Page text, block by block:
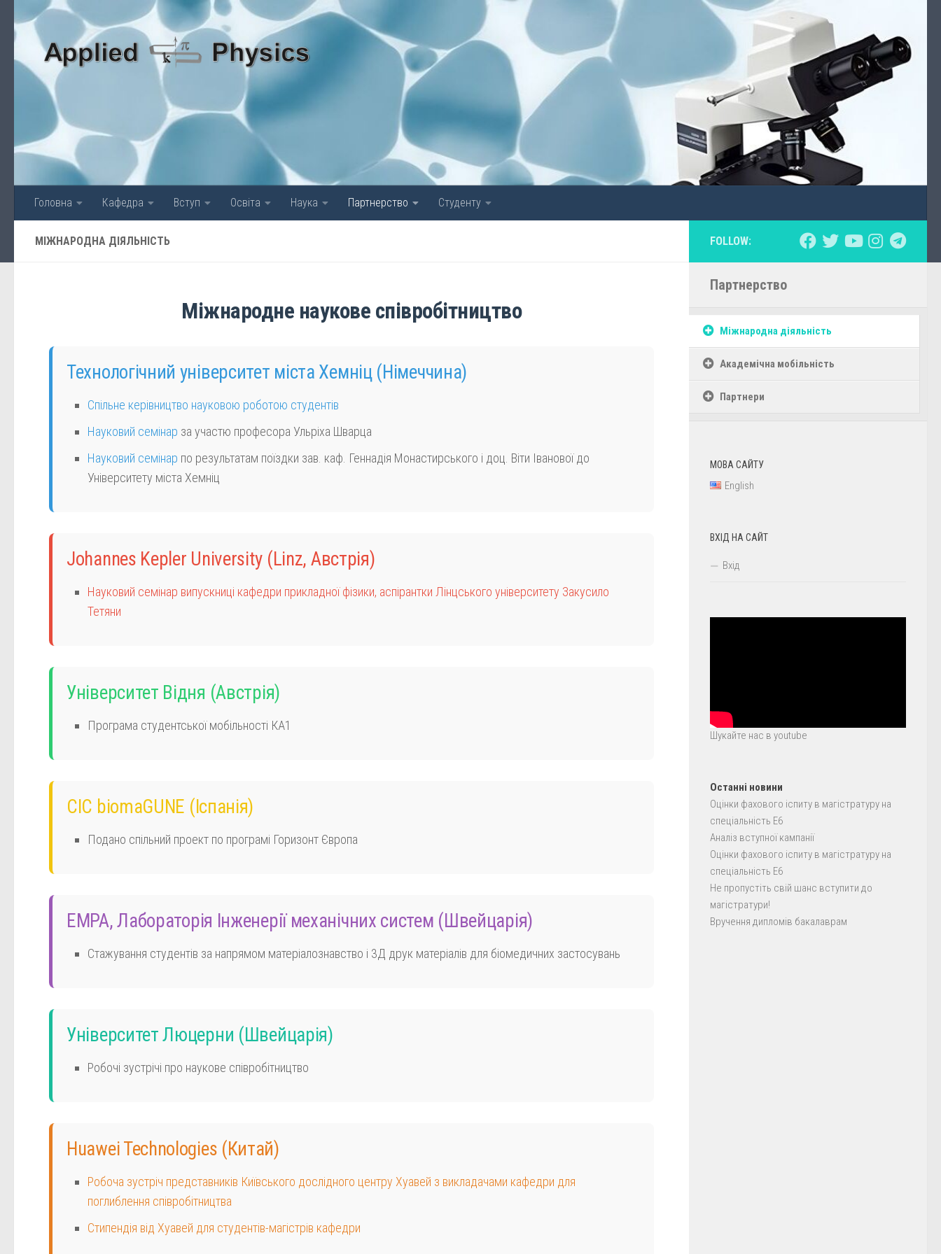
Skip to content
Головна Кафедра Вступ Освіта Наука Партнерство Студенту
МІЖНАРОДНА ДІЯЛЬНІСТЬ
Міжнародне наукове співробітництво
Технологічний університет міста Хемніц(Німеччина)
Спільне керівництво науковою роботою студентів
Науковий семінар за участю професора Ульріха Шварца
Науковий семінар по результатам поїздки зав. каф. Геннадія Монастирського і доц. Віти Іванової до
Університету міста Хемніц
Johannes Kepler University (Linz, Австрія)
Науковий семінар випускниці кафедри прикладної фізики, аспірантки Лінцського університету Закусило
Тетяни
Університет Відня (Австрія)
Програма студентської мобільності КА1
CIC biomaGUNE (Іспанія)
Подано спільний проект по програмі Горизонт Європа
EMPA,Лабораторія Інженерії механічних систем (Швейцарія)
Стажування студентів за напрямом матеріалознавство і 3Д друк матеріалів для біомедичних застосувань
Університет Люцерни (Швейцарія)
Робочі зустрічі про наукове співробітництво
Huawei Technologies (Китай)
Робоча зустріч представників Київського дослідного центру Хуавей з викладачами кафедри для
поглиблення співробітництва
Стипендія від Хуавей для студентів-магістрів кафедри
FOLLOW:
Партнерство
Міжнародна діяльність
Академічна мобільність
Партнери
МОВА САЙТУ
English
ВХІД НА САЙТ
Вхід
Шукайте нас в youtube
Останні новини
Оцінки фахового іспиту в магістратуру на
спеціальність E6
Аналіз вступної кампанії
Оцінки фахового іспиту в магістратуру на
спеціальність E6
Не пропустіть свій шанс вступити до
магістратури!
Вручення дипломів бакалаврам